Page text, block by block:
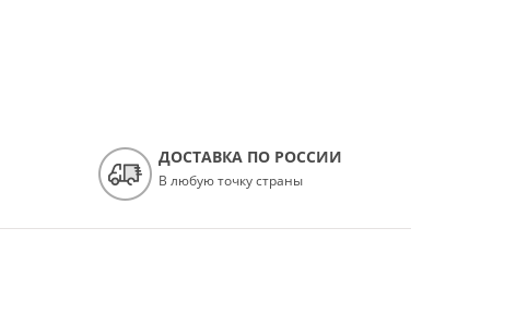
ДОСТАВКА ПО РОССИИ
В любую точку страны